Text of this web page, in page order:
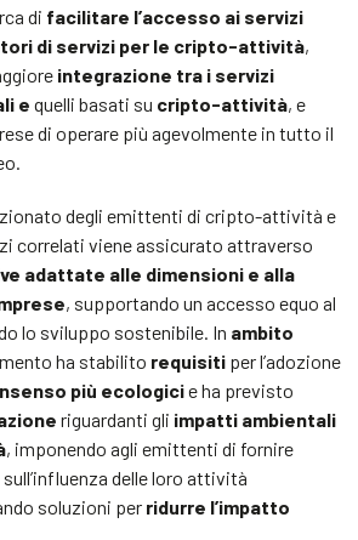
di facilitare l’accesso ai servizi
di servizi per le cripto-attività,
integrazione tra i servizi
e quelli basati su cripto-attività, e
di operare più agevolmente in tutto il
degli emittenti di cripto-attività e
correlati viene assicurato attraverso
adattate alle dimensioni e alla
, supportando un accesso equo al
lo sviluppo sostenibile. In ambito
ha stabilito requisiti per l’adozione
più ecologicie ha previsto
riguardanti gli impatti ambientali
, imponendo agli emittenti di fornire
sull’influenza delle loro attività
soluzioni per ridurre l’impatto